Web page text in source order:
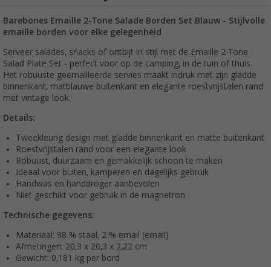
Barebones Emaille 2-Tone Salade Borden Set Blauw - Stijlvolle
emaille borden voor elke gelegenheid
Serveer salades, snacks of ontbijt in stijl met de Emaille 2-Tone
Salad Plate Set - perfect voor op de camping, in de tuin of thuis.
Het robuuste geëmailleerde servies maakt indruk met zijn gladde
binnenkant, matblauwe buitenkant en elegante roestvrijstalen rand
met vintage look.
Details:
Tweekleurig design met gladde binnenkant en matte buitenkant
Roestvrijstalen rand voor een elegante look
Robuust, duurzaam en gemakkelijk schoon te maken
Ideaal voor buiten, kamperen en dagelijks gebruik
Handwas en handdroger aanbevolen
Niet geschikt voor gebruik in de magnetron
Technische gegevens:
Materiaal: 98 % staal, 2 % email (email)
Afmetingen: 20,3 x 20,3 x 2,22 cm
Gewicht: 0,181 kg per bord